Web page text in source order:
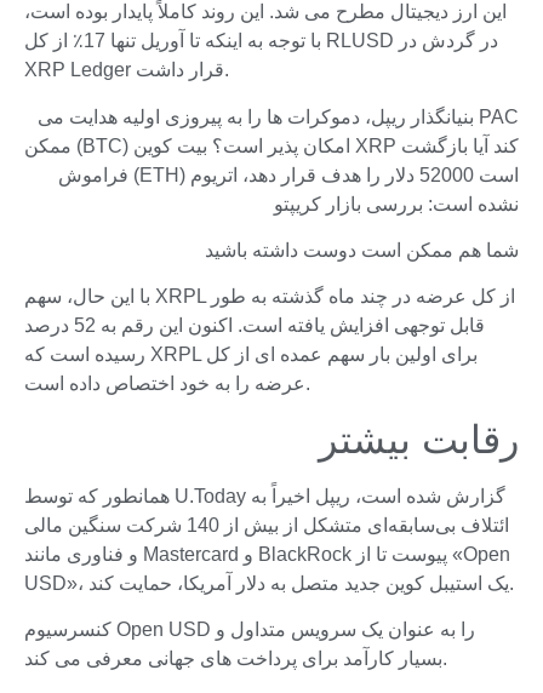
این ارز دیجیتال مطرح می شد. این روند کاملاً پایدار بوده است،
با توجه به اینکه تا آوریل تنها 17٪ از کل RLUSD در گردش در
XRP Ledger قرار داشت.
PAC بنیانگذار ریپل، دموکرات ها را به پیروزی اولیه هدایت می
کند آیا بازگشت XRP امکان پذیر است؟ بیت کوین (BTC) ممکن
است 52000 دلار را هدف قرار دهد، اتریوم (ETH) فراموش
نشده است: بررسی بازار کریپتو
شما هم ممکن است دوست داشته باشید
با این حال، سهم XRPL از کل عرضه در چند ماه گذشته به طور
قابل توجهی افزایش یافته است. اکنون این رقم به 52 درصد
رسیده است که XRPL برای اولین بار سهم عمده ای از کل
عرضه را به خود اختصاص داده است.
رقابت بیشتر
همانطور که توسط U.Today گزارش شده است، ریپل اخیراً به
ائتلاف بی‌سابقه‌ای متشکل از بیش از 140 شرکت سنگین مالی
و فناوری مانند Mastercard و BlackRock پیوست تا از «Open
USD»، یک استیبل کوین جدید متصل به دلار آمریکا، حمایت کند.
کنسرسیوم Open USD را به عنوان یک سرویس متداول و
بسیار کارآمد برای پرداخت های جهانی معرفی می کند.